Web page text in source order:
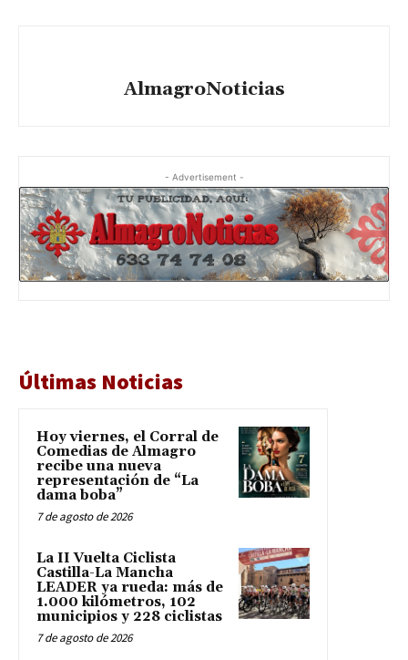
AlmagroNoticias
- Advertisement -
Últimas Noticias
Hoy viernes, el Corral de
Comedias de Almagro
recibe una nueva
representación de “La
dama boba”
7 de agosto de 2026
La II Vuelta Ciclista
Castilla-La Mancha
LEADER ya rueda: más de
1.000 kilómetros, 102
municipios y 228 ciclistas
7 de agosto de 2026